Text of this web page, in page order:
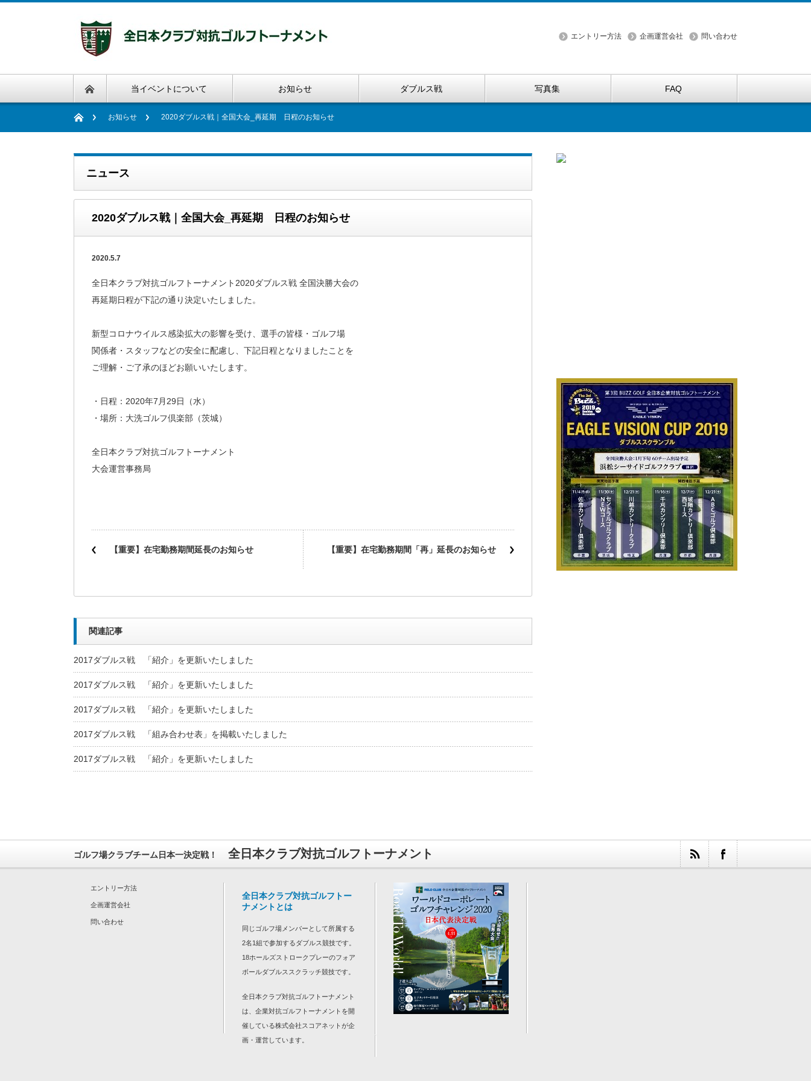
エントリー方法 企画運営会社 問い合わせ
当イベントについて お知らせ ダブルス戦 写真集 FAQ
お知らせ 2020ダブルス戦｜全国大会_再延期 日程のお知らせ
ニュース
2020ダブルス戦｜全国大会_再延期 日程のお知らせ
2020.5.7
全日本クラブ対抗ゴルフトーナメント2020ダブルス戦 全国決勝大会の
再延期日程が下記の通り決定いたしました。
新型コロナウイルス感染拡大の影響を受け、選手の皆様・ゴルフ場
関係者・スタッフなどの安全に配慮し、下記日程となりましたことを
ご理解・ご了承のほどお願いいたします。
・日程：2020年7月29日（水）
・場所：大洗ゴルフ倶楽部（茨城）
全日本クラブ対抗ゴルフトーナメント
大会運営事務局
【重要】在宅勤務期間延長のお知らせ 【重要】在宅勤務期間「再」延長のお知らせ
関連記事
2017ダブルス戦 「紹介」を更新いたしました
2017ダブルス戦 「紹介」を更新いたしました
2017ダブルス戦 「紹介」を更新いたしました
2017ダブルス戦 「組み合わせ表」を掲載いたしました
2017ダブルス戦 「紹介」を更新いたしました
ゴルフ場クラブチーム日本一決定戦！ 全日本クラブ対抗ゴルフトーナメント
エントリー方法
企画運営会社
問い合わせ
全日本クラブ対抗ゴルフトー
ナメントとは
同じゴルフ場メンバーとして所属する
2名1組で参加するダブルス競技です。
18ホールズストロークプレーのフォア
ボールダブルススクラッチ競技です。
全日本クラブ対抗ゴルフトーナメント
は、 企業対抗ゴルフトーナメント を開
催している株式会社スコアネットが企
画・運営しています。